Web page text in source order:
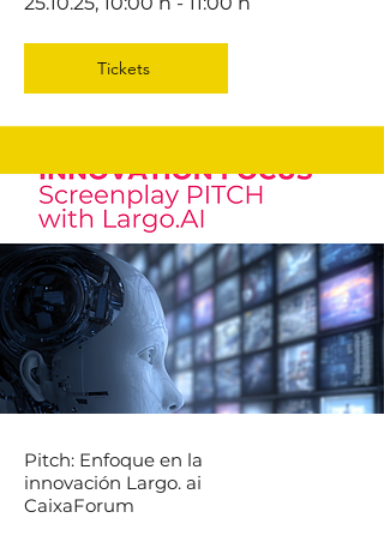
Tickets
Pitch: Enfoque en la
innovación Largo. ai
CaixaForum